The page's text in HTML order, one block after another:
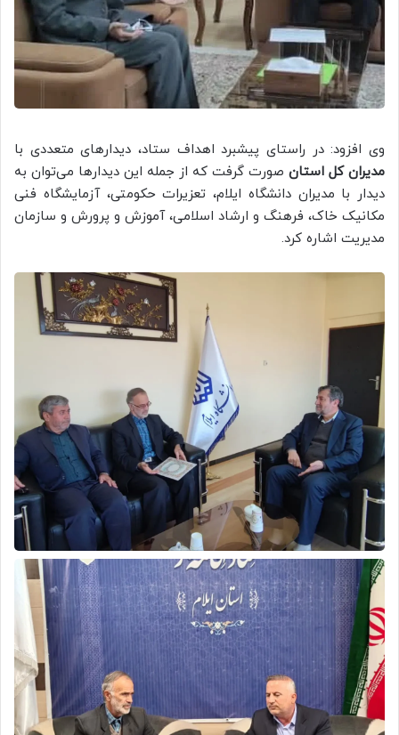
وی افزود: در راستای پیشبرد اهداف ستاد، دیدارهای متعددی با
مدیران کل استان صورت گرفت که از جمله این دیدارها می‌توان به
دیدار با مدیران دانشگاه ایلام، تعزیرات حکومتی، آزمایشگاه فنی
مکانیک خاک، فرهنگ و ارشاد اسلامی، آموزش و پرورش و سازمان
مدیریت اشاره کرد.